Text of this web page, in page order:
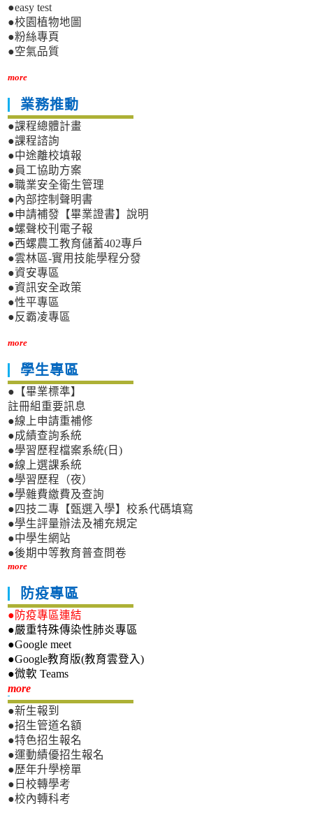
●easy test
●校園植物地圖
●粉絲專頁
●空氣品質
more
業務推動
●課程總體計畫
●課程諮詢
●中途離校填報
●員工協助方案
●職業安全衛生管理
●內部控制聲明書
●申請補發【畢業證書】說明
●螺聲校刊電子報
●西螺農工教育儲蓄402專戶
●雲林區-實用技能學程分發
●資安專區
●資訊安全政策
●性平專區
●反霸凌專區
more
學生專區
●【畢業標準】
註冊組重要訊息
●線上申請重補修
●成績查詢系統
●學習歷程檔案系統(日)
●線上選課系統
●學習歷程（夜）
●學雜費繳費及查詢
●四技二專【甄選入學】校系代碼填寫
●學生評量辦法及補充規定
●中學生網站
●後期中等教育普查問卷
more
防疫專區
●防疫專區連結
●嚴重特殊傳染性肺炎專區
●Google meet
●Google教育版(教育雲登入)
●微軟 Teams
more新生專區
●新生報到
●招生管道名額
●特色招生報名
●運動績優招生報名
●歷年升學榜單
●日校轉學考
●校內轉科考